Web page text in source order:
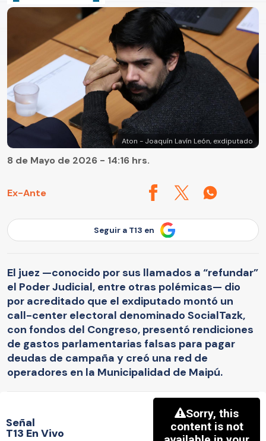
Aton - Joaquín Lavín León, exdiputado
Ex-Ante
8 de Mayo de 2026 - 14:16 hrs.
Seguir a T13 en
El juez —conocido por sus llamados a “refundar”
el Poder Judicial, entre otras polémicas— dio
por acreditado que el exdiputado montó un
call-center electoral denominado SocialTazk,
con fondos del Congreso, presentó rendiciones
de gastos parlamentarias falsas para pagar
deudas de campaña y creó una red de
operadores en la Municipalidad de Maipú.
Señal
T13 En Vivo